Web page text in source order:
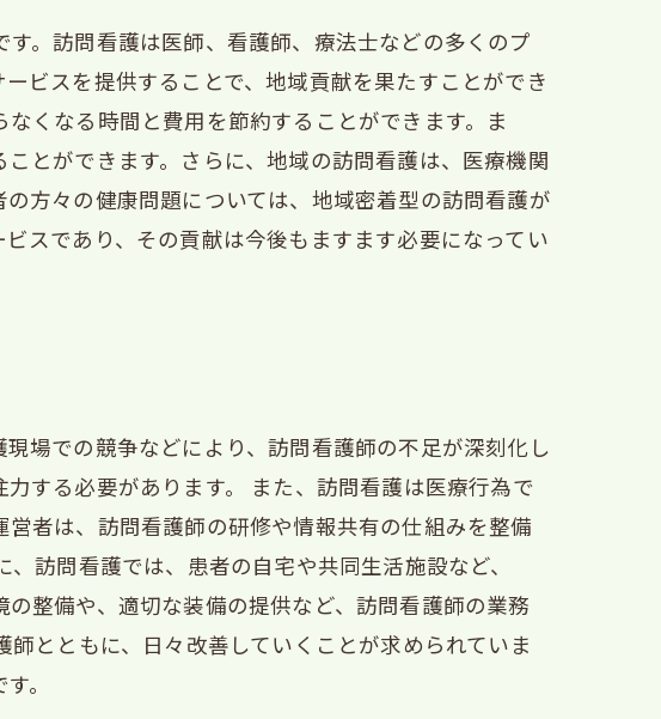
。訪問看護は医師、看護師、療法士などの多くのプ
ビスを提供することで、地域貢献を果たすことができ
くなる時間と費用を節約することができます。ま
とができます。さらに、地域の訪問看護は、医療機関
方々の健康問題については、地域密着型の訪問看護が
スであり、その貢献は今後もますます必要になってい
場での競争などにより、訪問看護師の不足が深刻化し
する必要があります。 また、訪問看護は医療行為で
者は、訪問看護師の研修や情報共有の仕組みを整備
訪問看護では、患者の自宅や共同生活施設など、
整備や、適切な装備の提供など、訪問看護師の業務
とともに、日々改善していくことが求められていま
。